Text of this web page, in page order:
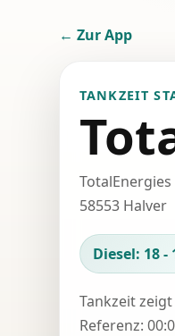
← Zur App
TANKZEIT
TotalEnergies
58553 Halver
Diesel: 18 -
Tankzeit
Referenz: